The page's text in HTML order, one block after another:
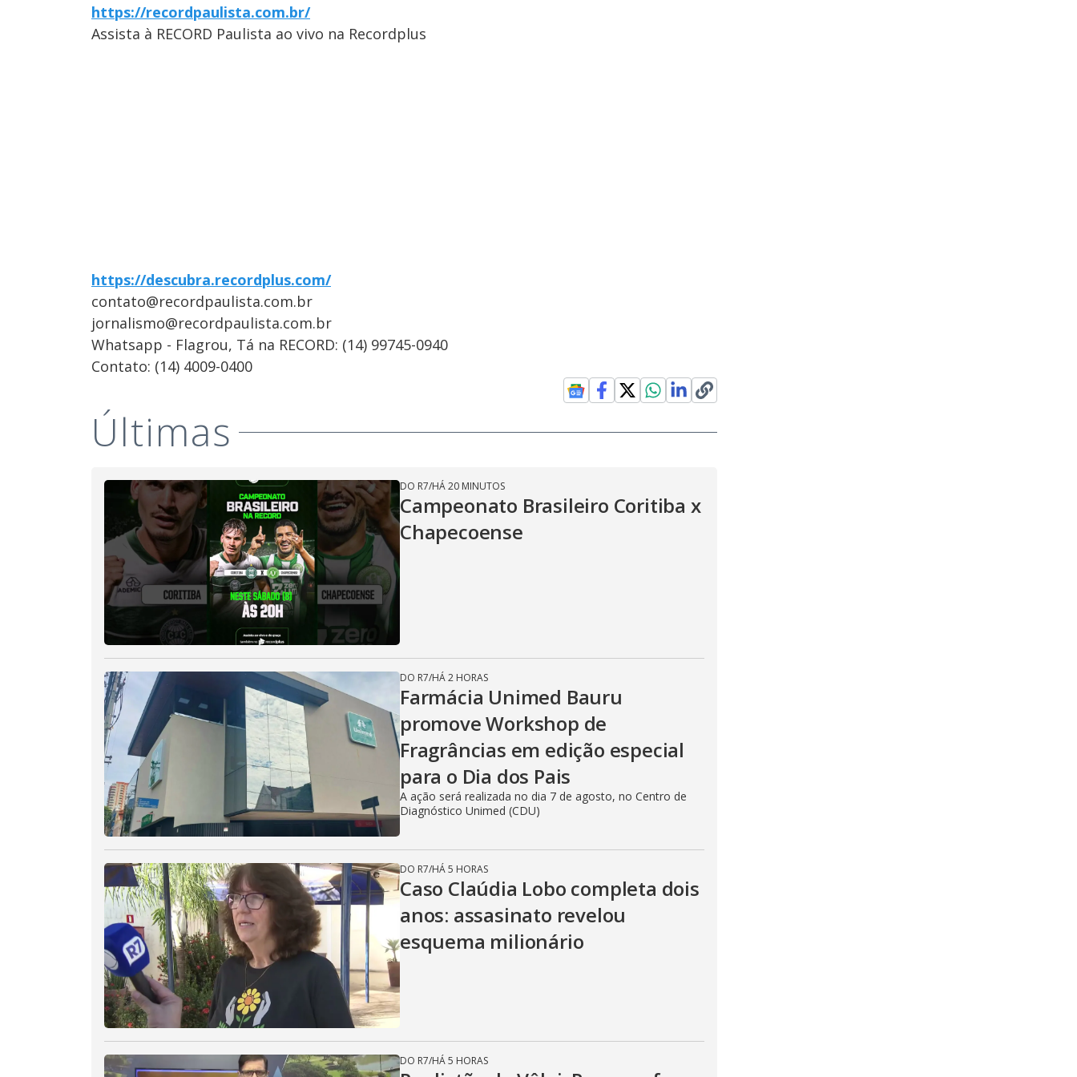
https://recordpaulista.com.br/
Assista à RECORD Paulista ao vivo na Recordplus
https://descubra.recordplus.com/
contato@recordpaulista.com.br
jornalismo@recordpaulista.com.br
Whatsapp - Flagrou, Tá na RECORD: (14) 99745-0940
Contato: (14) 4009-0400
Últimas
DO R7/HÁ 20 MINUTOS
Campeonato Brasileiro Coritiba x
Chapecoense
DO R7/HÁ 2 HORAS
Farmácia Unimed Bauru
promove Workshop de
Fragrâncias em edição especial
para o Dia dos Pais
A ação será realizada no dia 7 de agosto, no Centro de
Diagnóstico Unimed (CDU)
DO R7/HÁ 5 HORAS
Caso Claúdia Lobo completa dois
anos: assasinato revelou
esquema milionário
DO R7/HÁ 5 HORAS